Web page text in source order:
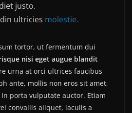
justo.
ultricies molestie.
tortor, ut fermentum dui
nisi eget augue blandit
urna at orci ultrices faucibus
ante, mollis non eros sit amet,
porta vulputate auctor. Etiam
convallis aliquet, iaculis a